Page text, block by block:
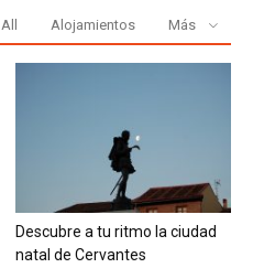
All Alojamientos Más
Descubre a tu ritmo la ciudad
natal de Cervantes